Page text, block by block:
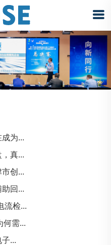
为...
真...
创...
回...
流检...
何需...
...